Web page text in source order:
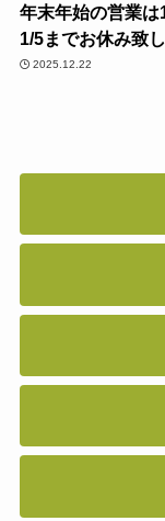
年末年始の営業は
1/5までお休み致し
2025.12.22